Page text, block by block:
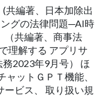
(共編著、日本加除出
グの法律問題─AI時
（共編著、商事法
理解する アプリサ
2023年9月号） ほ
ットＧＰＴ機能、
ービス、 取り扱い規